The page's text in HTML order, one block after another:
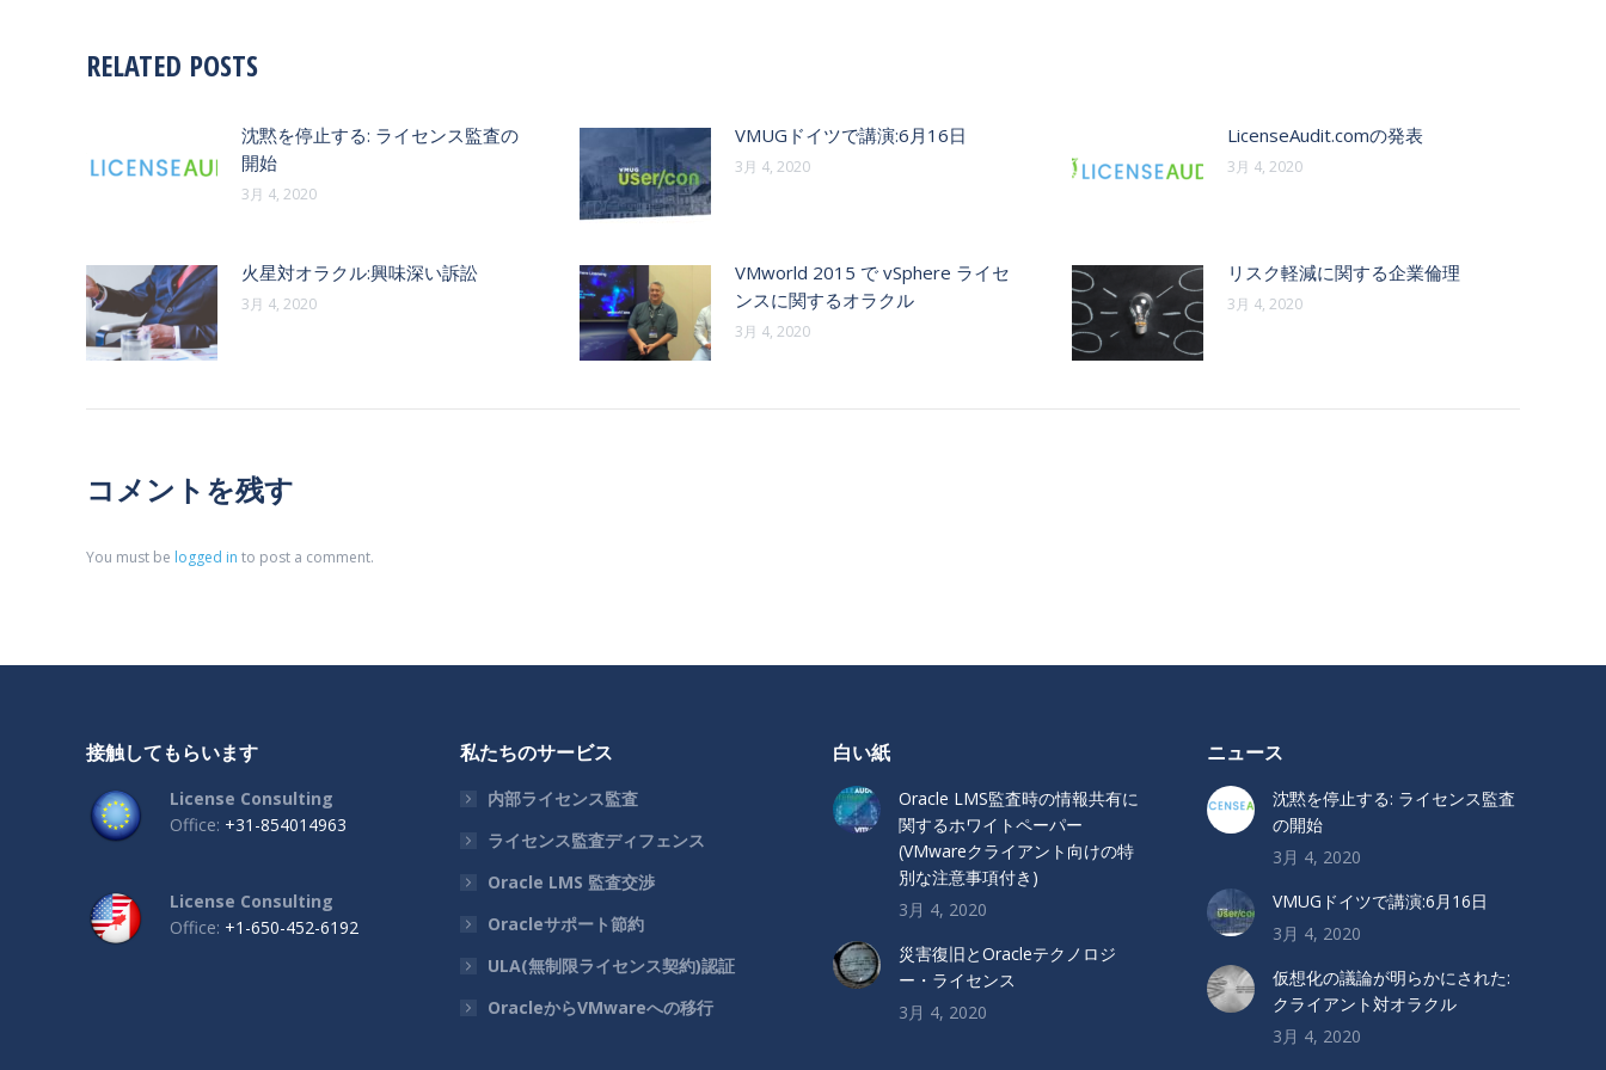
RELATED POSTS
沈黙を停止する: ライセンス監査の
開始
3月 4, 2020
VMUGドイツで講演:6月16日
3月 4, 2020
LicenseAudit.comの発表
3月 4, 2020
火星対オラクル:興味深い訴訟
3月 4, 2020
VMworld 2015 で vSphere ライセ
ンスに関するオラクル
3月 4, 2020
リスク軽減に関する企業倫理
3月 4, 2020
コメントを残す
You must be logged in to post a comment.
接触してもらいます
License Consulting
Office: +31-854014963
License Consulting
Office: +1-650-452-6192
私たちのサービス
内部ライセンス監査
ライセンス監査ディフェンス
Oracle LMS 監査交渉
Oracleサポート節約
ULA(無制限ライセンス契約)認証
OracleからVMwareへの移行
白い紙
Oracle LMS監査時の情報共有に
関するホワイトペーパー
(VMwareクライアント向けの特
別な注意事項付き)
3月 4, 2020
災害復旧とOracleテクノロジ
ー・ライセンス
3月 4, 2020
ニュース
沈黙を停止する: ライセンス監査
の開始
3月 4, 2020
VMUGドイツで講演:6月16日
3月 4, 2020
仮想化の議論が明らかにされた:
クライアント対オラクル
3月 4, 2020